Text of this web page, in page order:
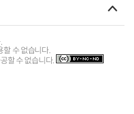
할 수 없습니다.
할 수 없습니다.